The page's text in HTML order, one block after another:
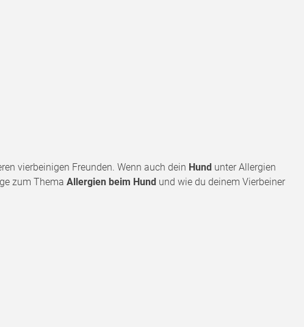
vierbeinigen Freunden. Wenn auch dein Hund unter Allergien
zum ThemaAllergien beim Hund und wie du deinem Vierbeiner